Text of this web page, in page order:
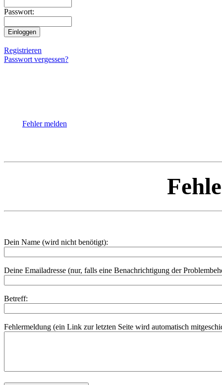
Passwort:
Registrieren
Passwort vergessen?
Fehler melden
Dein Name (wird nicht benötigt):
Deine Emailadresse (nur, falls eine Benachrichtigung der
Betreff:
Fehlermeldung (ein Link zur letzten Seite wird automatisch